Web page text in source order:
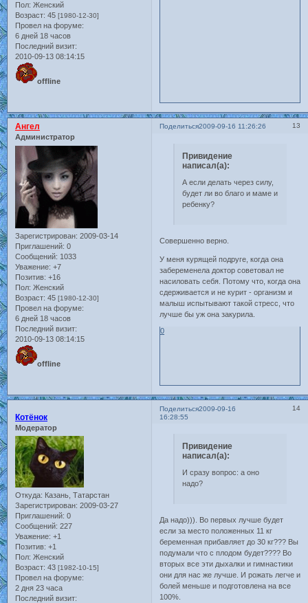
Пол: Женский
Возраст: 45 [1980-12-30]
Провел на форуме:
6 дней 18 часов
Последний визит:
2010-09-13 08:14:15
offline
Поделиться 13
2009-09-16 11:26:26
Ангел
Администратор
Зарегистрирован: 2009-03-14
Приглашений: 0
Сообщений: 1033
Уважение: +7
Позитив: +16
Пол: Женский
Возраст: 45 [1980-12-30]
Провел на форуме:
6 дней 18 часов
Последний визит:
2010-09-13 08:14:15
offline
Привидение
написал(а):
А если делать через силу,
будет ли во благо и маме и
ребенку?
Совершенно верно.
У меня курящей подруге, когда она
забеременела доктор советовал не
насиловать себя. Потому что, когда она
сдерживается и не курит - организм и
малыш испытывают такой стресс, что
лучше бы уж она закурила.
0
Поделиться 14
2009-09-16
16:28:55
Котёнок
Модератор
Откуда: Казань, Татарстан
Зарегистрирован: 2009-03-27
Приглашений: 0
Сообщений: 227
Уважение: +1
Позитив: +1
Пол: Женский
Возраст: 43 [1982-10-15]
Провел на форуме:
2 дня 23 часа
Последний визит:
Привидение
написал(а):
И сразу вопрос: а оно
надо?
Да надо))). Во первых лучше будет
если за место положенных 11 кг
беременная прибавляет до 30 кг??? Вы
подумали что с плодом будет???? Во
вторых все эти дыхалки и гимнастики
они для нас же лучше. И рожать легче и
болей меньше и подготовлена на все
100%.